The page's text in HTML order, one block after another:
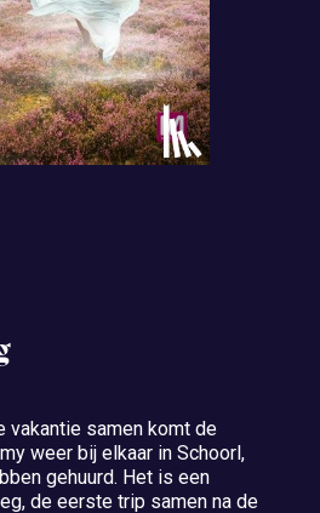
vakantie samen komt de
weer bij elkaar in Schoorl,
gehuurd. Het is een
de eerste trip samen na de